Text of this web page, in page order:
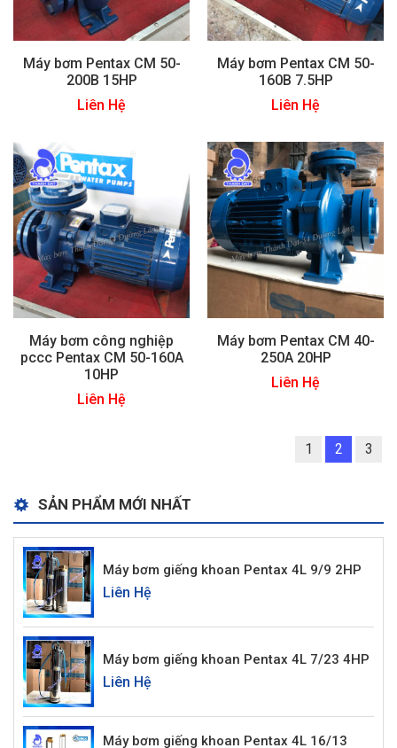
Máy bơm Pentax CM 50-
200B 15HP
Liên Hệ
Máy bơm Pentax CM 50-
160B 7.5HP
Liên Hệ
Máy bơm công nghiệp
pccc Pentax CM 50-160A
10HP
Liên Hệ
Máy bơm Pentax CM 40-
250A 20HP
Liên Hệ
1 2 3
SẢN PHẨM MỚI NHẤT
Máy bơm giếng khoan Pentax 4L 9/9 2HP
Liên Hệ
Máy bơm giếng khoan Pentax 4L 7/23 4HP
Liên Hệ
Máy bơm giếng khoan Pentax 4L 16/13